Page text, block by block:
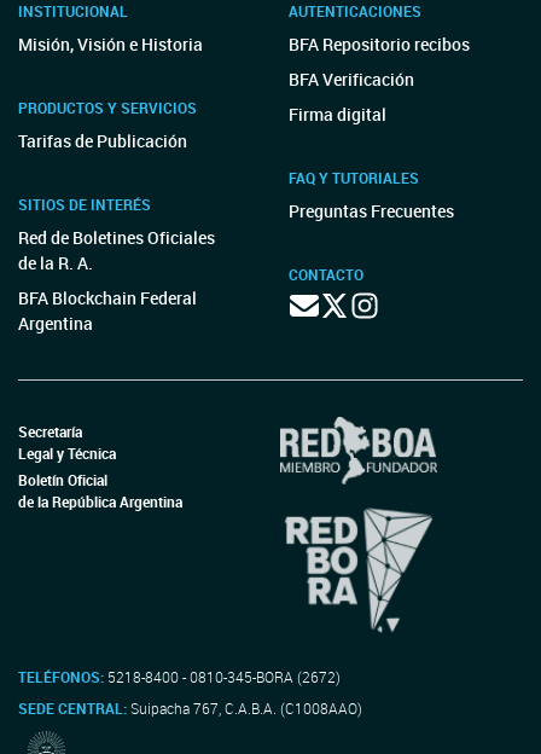
INSTITUCIONAL
Misión, Visión e Historia
PRODUCTOS Y SERVICIOS
Tarifas de Publicación
SITIOS DE INTERÉS
Red de Boletines Oficiales
de la R. A.
BFA Blockchain Federal
Argentina
AUTENTICACIONES
BFA Repositorio recibos
BFA Verificación
Firma digital
FAQ Y TUTORIALES
Preguntas Frecuentes
CONTACTO
Secretaría
Legal y Técnica
Boletín Oficial
de la República Argentina
TELÉFONOS: 5218-8400 - 0810-345-BORA (2672)
SEDE CENTRAL:Suipacha 767, C.A.B.A. (C1008AAO)